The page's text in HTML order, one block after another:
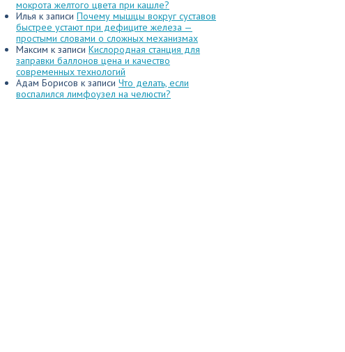
мокрота желтого цвета при кашле?
Илья к записи Почему мышцы вокруг суставов
быстрее устают при дефиците железа —
простыми словами о сложных механизмах
Максим к записи Кислородная станция для
заправки баллонов цена и качество
современных технологий
Адам Борисов к записи Что делать, если
воспалился лимфоузел на челюсти?